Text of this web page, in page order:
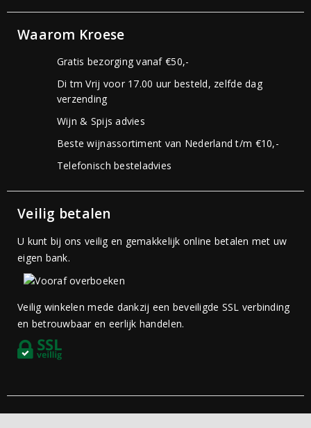
Waarom Kroese
Gratis bezorging vanaf €50,-
Di tm Vrij voor 17.00 uur besteld, zelfde dag
verzending
Wijn & Spijs advies
Beste wijnassortiment van Nederland t/m €10,-
Telefonisch besteladvies
Veilig betalen
U kunt bij ons veilig en gemakkelijk online betalen met uw
eigen bank.
Veilig winkelen mede dankzij een beveiligde SSL verbinding
en betrouwbaar en eerlijk handelen.